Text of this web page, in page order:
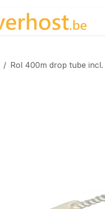
Rol 400m drop tube